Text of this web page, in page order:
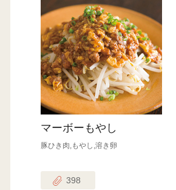
マーボーもやし
豚ひき肉,もやし,溶き卵
398